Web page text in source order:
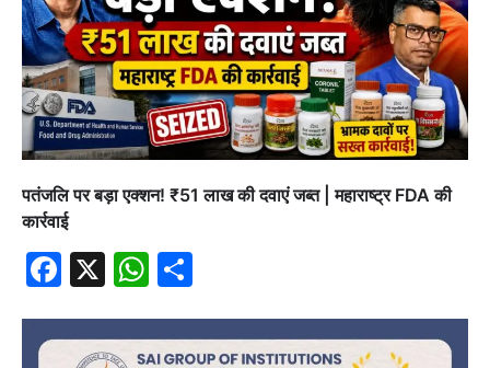
पतंजलि पर बड़ा एक्शन! ₹51 लाख की दवाएं जब्त | महाराष्ट्र FDA की
कार्रवाई
Facebook
X WhatsApp